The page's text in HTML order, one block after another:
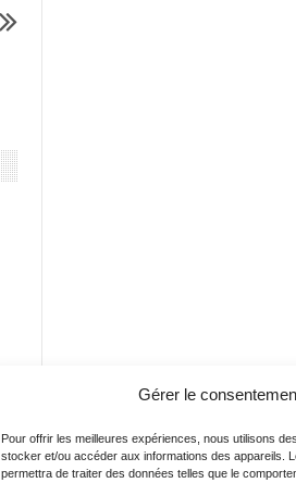
Gérer le
Pour offrir les meilleures expériences, nous utilisons
stocker et/ou accéder aux informations des appareils.
permettra de traiter des données telles que le